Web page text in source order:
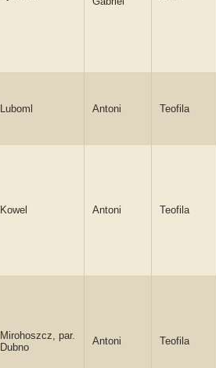
Luboml Antoni Teofila
Kowel Antoni Teofila
Mirohoszcz, par.
Dubno
Antoni Teofila